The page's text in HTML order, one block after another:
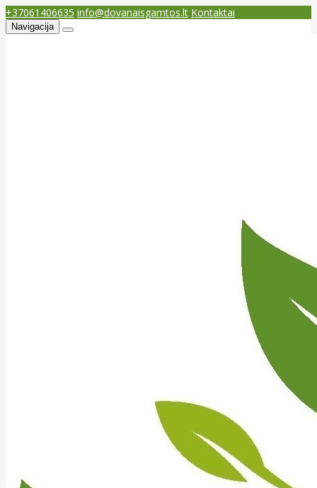
+37061406635 info@dovanaisgamtos.lt Kontaktai
Navigacija